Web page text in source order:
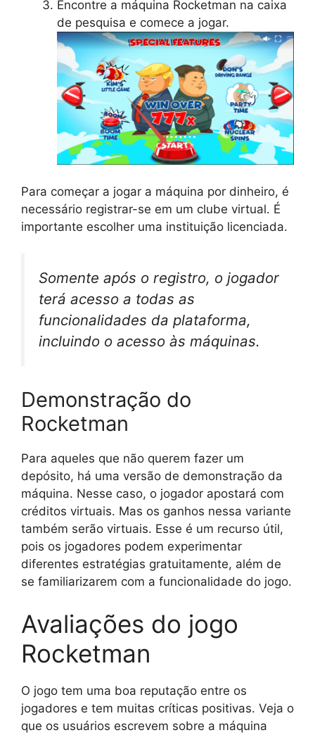
Encontre a máquina Rocketman na caixa
de pesquisa e comece a jogar.
Para começar a jogar a máquina por dinheiro, é
necessário registrar-se em um clube virtual. É
importante escolher uma instituição licenciada.
Somente após o registro, o jogador
terá acesso a todas as
funcionalidades da plataforma,
incluindo o acesso às máquinas.
Demonstração do
Rocketman
Para aqueles que não querem fazer um
depósito, há uma versão de demonstração da
máquina. Nesse caso, o jogador apostará com
créditos virtuais. Mas os ganhos nessa variante
também serão virtuais. Esse é um recurso útil,
pois os jogadores podem experimentar
diferentes estratégias gratuitamente, além de
se familiarizarem com a funcionalidade do jogo.
Avaliações do jogo
Rocketman
O jogo tem uma boa reputação entre os
jogadores e tem muitas críticas positivas. Veja o
que os usuários escrevem sobre a máquina